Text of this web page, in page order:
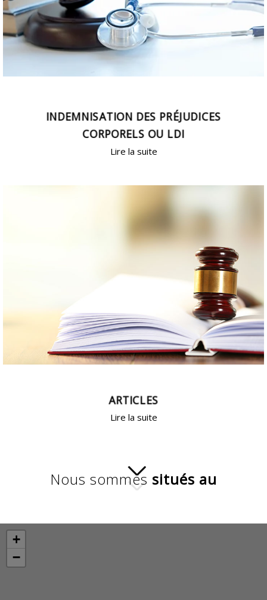
INDEMNISATION DES PRÉJUDICES
CORPORELS OU LDI
Lire la suite
ARTICLES
Lire la suite
Nous sommes situés au
+
−